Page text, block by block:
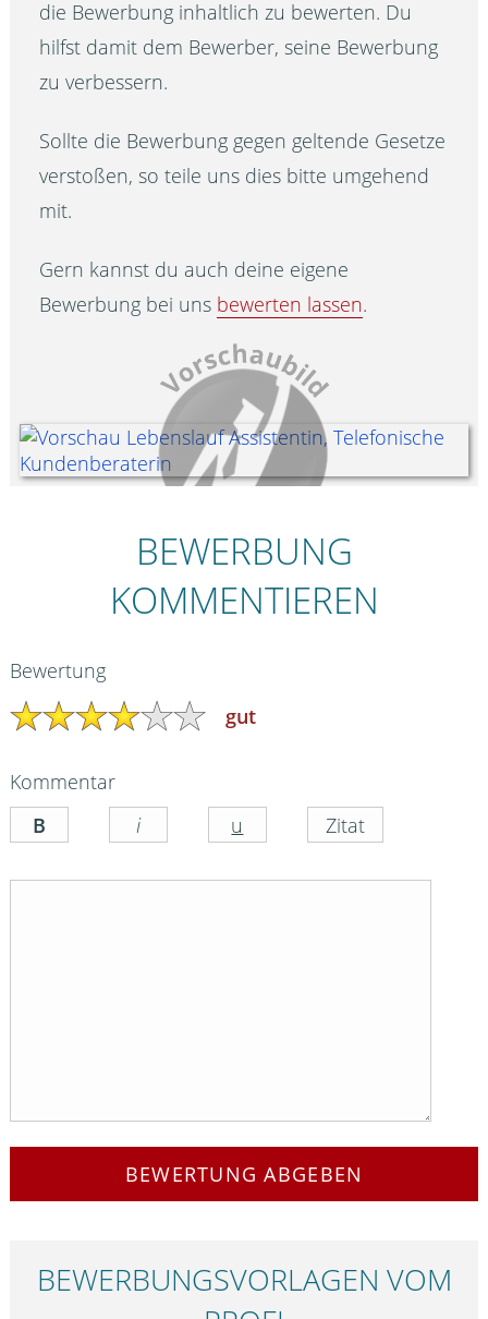
die Bewerbung inhaltlich zu bewerten. Du
hilfst damit dem Bewerber, seine Bewerbung
zu verbessern.
Sollte die Bewerbung gegen geltende Gesetze
verstoßen, so teile uns dies bitte umgehend
mit.
Gern kannst du auch deine eigene
Bewerbung bei uns bewerten lassen.
BEWERBUNG
KOMMENTIEREN
Bewertung
gut
Kommentar
BEWERTUNG ABGEBEN
BEWERBUNGS­VORLAGEN VOM